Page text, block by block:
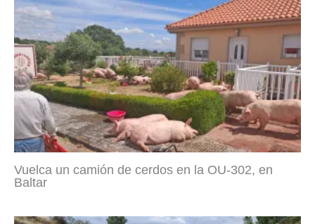
Vuelca un camión de cerdos en la OU-302, en
Baltar